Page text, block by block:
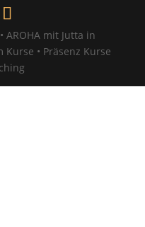
AROHA mit Jutta in
• Präsenz Kurse